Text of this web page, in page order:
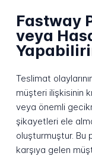
Fastway
veya
Teslimat
müşteri ilişkisinin
veya önemli
şikayetleri ele
oluşturmuştur. Bu
karşıya gelen